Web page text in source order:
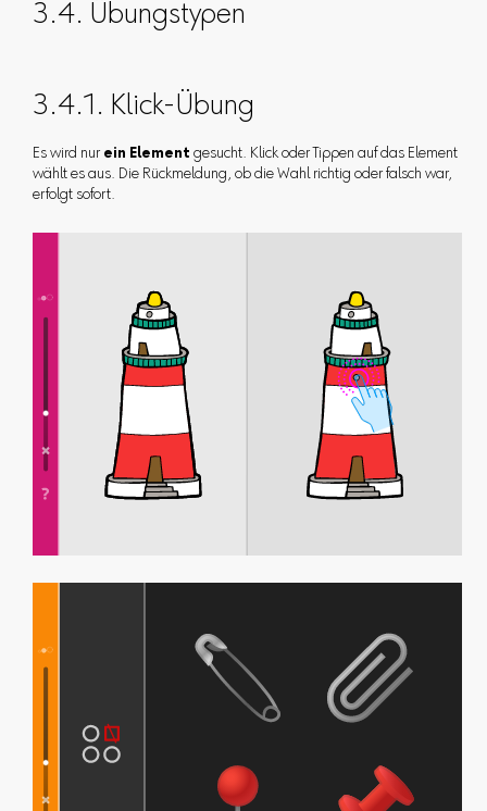
3.4. Übungstypen
3.4.1. Klick-Übung
Es wird nur ein Element gesucht. Klick oder Tippen auf das Element
wählt es aus. Die Rückmeldung, ob die Wahl richtig oder falsch war,
erfolgt sofort.